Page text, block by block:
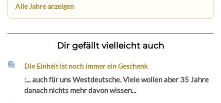
Alle Jahre anzeigen
Dir gefällt vielleicht auch
Die Einheit ist noch immer ein Geschenk
:... auch für uns Westdeutsche. Viele wollen aber 35 Jahre
danach nichts mehr davon wissen...